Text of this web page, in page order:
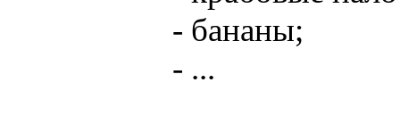
- бананы;
- ...